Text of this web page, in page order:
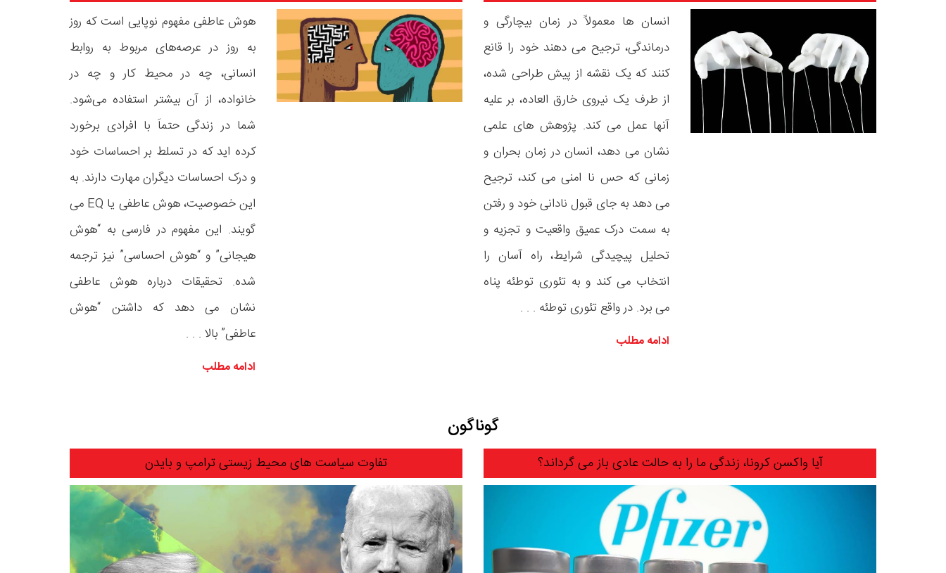
هوش عاطفی مفهوم نوپایی است که روز
به روز در عرصه‌های مربوط به روابط
انسانی، چه در محیط کار و چه در
خانواده، از آن بیشتر استفاده می‌شود.
شما در زندگی حتماَ با افرادی برخورد
کرده اید که در تسلط بر احساسات خود
و درک احساسات دیگران مهارت دارند. به
این خصوصیت، هوش عاطفی یا EQ می
گویند. این مفهوم در فارسی به “هوش
هیجانی” و “هوش احساسی” نیز ترجمه
شده. تحقیقات درباره هوش عاطفی
نشان می دهد که داشتن “هوش
عاطفی” بالا . . .
ادامه مطلب
انسان ها معمولاً در زمان بیچارگی و
درماندگی، ترجیح می دهند خود را قانع
کنند که یک نقشه از پیش طراحی شده،
از طرف یک نیروی خارق العاده، بر علیه
آنها عمل می کند. پژوهش های علمی
نشان می دهد، انسان در زمان بحران و
زمانی که حس نا امنی می کند، ترجیح
می دهد به جای قبول نادانی خود و رفتن
به سمت درک عمیق واقعیت و تجزیه و
تحلیل پیچیدگی شرایط، راه آسان را
انتخاب می کند و به تئوری توطئه پناه
می برد. در واقع تئوری توطئه . . .
ادامه مطلب
گوناگون
تفاوت سیاست های محیط زیستی ترامپ و بایدن آیا واکسن کرونا، زندگی ما را به حالت عادی باز می گرداند؟